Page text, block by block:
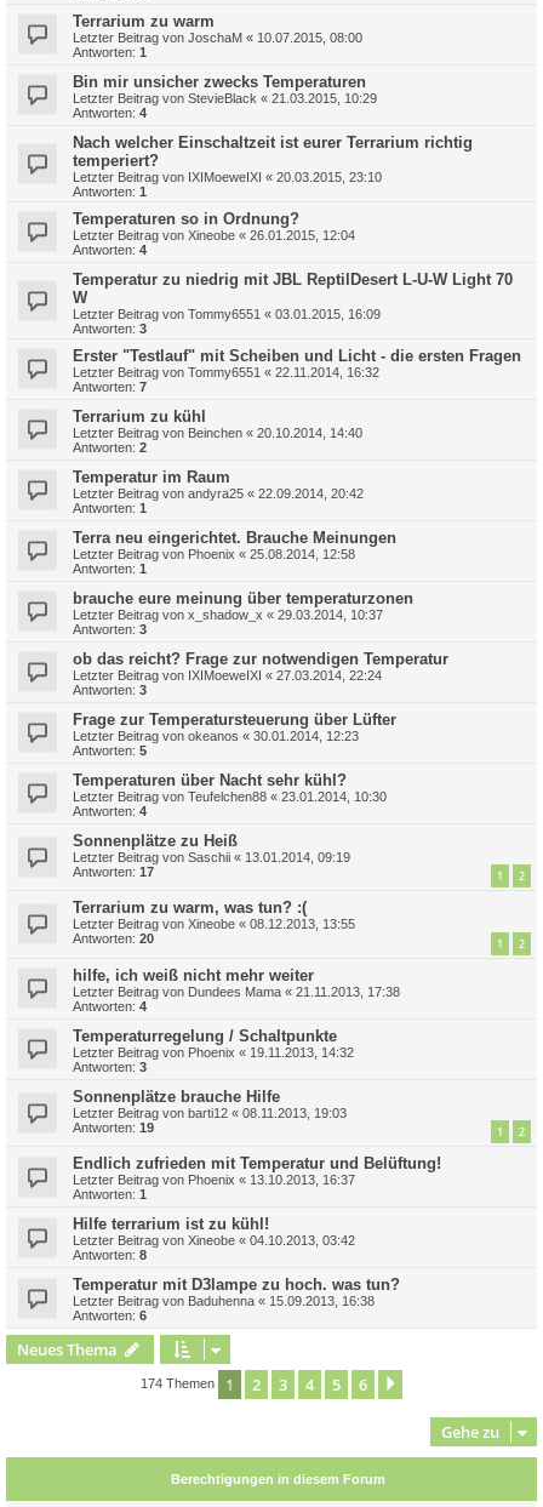
Terrarium zu warm
Letzter Beitrag von JoschaM « 10.07.2015, 08:00
Antworten: 1
Bin mir unsicher zwecks Temperaturen
Letzter Beitrag von StevieBlack « 21.03.2015, 10:29
Antworten: 4
Nach welcher Einschaltzeit ist eurer Terrarium richtig
temperiert?
Letzter Beitrag von IXIMoeweIXI « 20.03.2015, 23:10
Antworten: 1
Temperaturen so in Ordnung?
Letzter Beitrag von Xineobe « 26.01.2015, 12:04
Antworten: 4
Temperatur zu niedrig mit JBL ReptilDesert L-U-W Light 70
W
Letzter Beitrag von Tommy6551 « 03.01.2015, 16:09
Antworten: 3
Erster "Testlauf" mit Scheiben und Licht - die ersten Fragen
Letzter Beitrag von Tommy6551 « 22.11.2014, 16:32
Antworten: 7
Terrarium zu kühl
Letzter Beitrag von Beinchen « 20.10.2014, 14:40
Antworten: 2
Temperatur im Raum
Letzter Beitrag von andyra25 « 22.09.2014, 20:42
Antworten: 1
Terra neu eingerichtet. Brauche Meinungen
Letzter Beitrag von Phoenix « 25.08.2014, 12:58
Antworten: 1
brauche eure meinung über temperaturzonen
Letzter Beitrag von x_shadow_x « 29.03.2014, 10:37
Antworten: 3
ob das reicht? Frage zur notwendigen Temperatur
Letzter Beitrag von IXIMoeweIXI « 27.03.2014, 22:24
Antworten: 3
Frage zur Temperatursteuerung über Lüfter
Letzter Beitrag von okeanos « 30.01.2014, 12:23
Antworten: 5
Temperaturen über Nacht sehr kühl?
Letzter Beitrag von Teufelchen88 « 23.01.2014, 10:30
Antworten: 4
Sonnenplätze zu Heiß
Letzter Beitrag von Saschii « 13.01.2014, 09:19
Antworten: 17 1 2
Terrarium zu warm, was tun? :(
Letzter Beitrag von Xineobe « 08.12.2013, 13:55
Antworten: 20 1 2
hilfe, ich weiß nicht mehr weiter
Letzter Beitrag von Dundees Mama « 21.11.2013, 17:38
Antworten: 4
Temperaturregelung / Schaltpunkte
Letzter Beitrag von Phoenix « 19.11.2013, 14:32
Antworten: 3
Sonnenplätze brauche Hilfe
Letzter Beitrag von barti12 « 08.11.2013, 19:03
Antworten: 19 1 2
Endlich zufrieden mit Temperatur und Belüftung!
Letzter Beitrag von Phoenix « 13.10.2013, 16:37
Antworten: 1
Hilfe terrarium ist zu kühl!
Letzter Beitrag von Xineobe « 04.10.2013, 03:42
Antworten: 8
Temperatur mit D3lampe zu hoch. was tun?
Letzter Beitrag von Baduhenna « 15.09.2013, 16:38
Antworten: 6
Neues Thema
174 Themen 1 2 3 4 5 6
Gehe zu
Berechtigungen in diesem Forum